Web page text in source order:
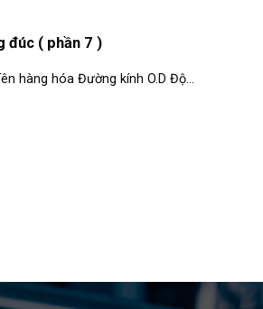
đúc ( phần 7 )
hàng hóa Đường kính O.D Độ...